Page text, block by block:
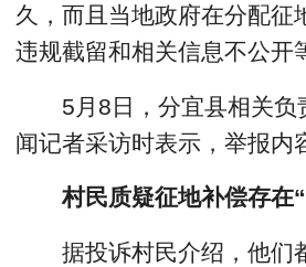
久，而且当地政府在分配征
违规截留和相关信息不公开
5月8日，分宜县相关负
闻记者采访时表示，举报内
村民质疑征地补偿存在
据投诉村民介绍，他们